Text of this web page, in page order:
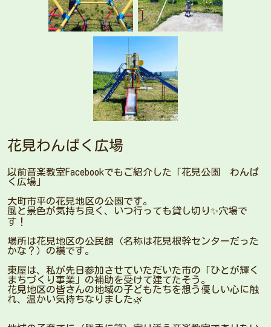
花見わんぱく広場
以前音楽教室Facebookでもご紹介した「花見公園 わんぱ
く広場」
大町市平の花見地区の公園です。
風と景色が気持ち良く、いつ行っても貸し切り✨穴場で
す！
場所は花見地区の公民館（名称は花見根幹センターだった
かな？）の横です。
東屋は、私が先日参加させていただいた市の「ひとが輝く
まちづくり事業」の補助を受けて建てたそう。
花見地区の皆さんの地域の子どもたちを想う優しい心に触
れ、温かい気持ちなりました🌿